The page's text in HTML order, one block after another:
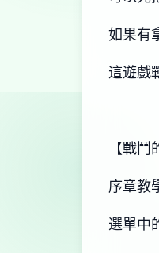
如果有
這遊戲
【戰鬥
序章教
選單中